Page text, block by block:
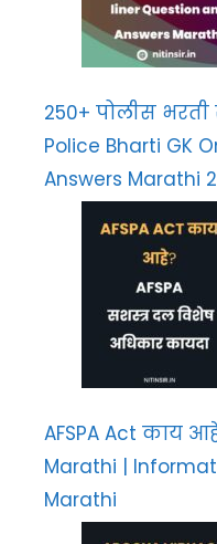
250+ पोलीस
Police Bharti GK
Answers Marathi
AFSPA Act काय
Marathi |
Marathi